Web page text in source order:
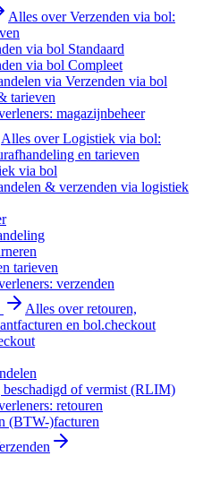
Alles over Verzenden via bol:
via bol Standaard
via bol Compleet
via Verzenden via bol
tarieven
magazijnbeheer
Alles over Logistiek via bol:
en tarieven
via bol
& verzenden via logistiek
tarieven
verzenden
Alles over retouren,
en bol.checkout
beschadigd of vermist (RLIM)
retouren
(BTW-)facturen